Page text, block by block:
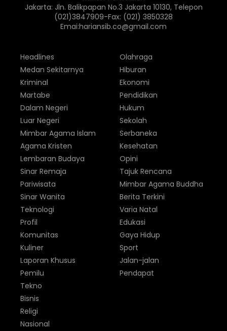
Jakarta: Jln. Balikpapan No.3 Jakarta 10130, Telepon
(021)3847909-Fax: (021) 3850328
Emai:hariansib.co@gmail.com
Headlines
Medan Sekitarnya
Kriminal
Martabe
Dalam Negeri
Luar Negeri
Olahraga
Hiburan
Ekonomi
Pendidikan
Hukum
Sekolah
Mimbar Agama Islam
Agama Kristen
Lembaran Budaya
Sinar Remaja
Pariwisata
Sinar Wanita
Serbaneka
Kesehatan
Opini
Tajuk Rencana
Mimbar Agama Buddha
Berita Terkini
Teknologi
Profil
Komunitas
Kuliner
Laporan Khusus
Pemilu
Varia Natal
Edukasi
Gaya Hidup
Sport
Jalan-jalan
Pendapat
Tekno
Bisnis
Religi
Nasional